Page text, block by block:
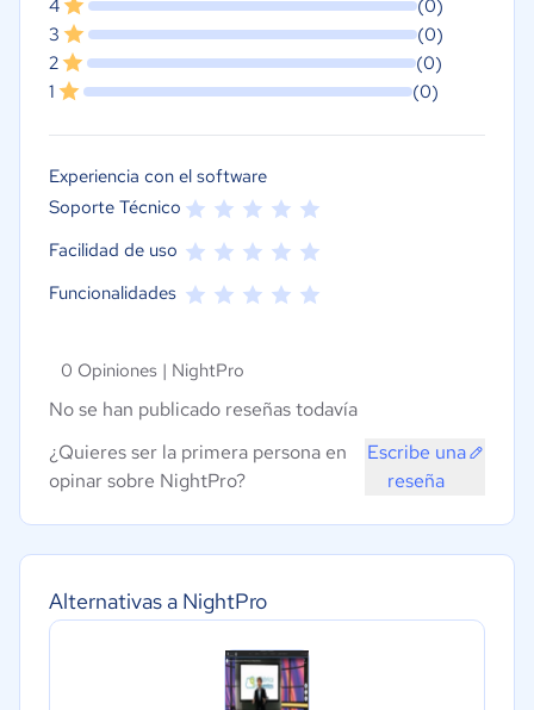
Alternativas a NightPro
4
(0)
3
(0)
2
(0)
1
(0)
Experiencia con el software
Soporte Técnico
Facilidad de uso
Funcionalidades
0 Opiniones | NightPro
No se han publicado reseñas todavía
¿Quieres ser la primera persona en
opinar sobre NightPro?
Escribe una
reseña